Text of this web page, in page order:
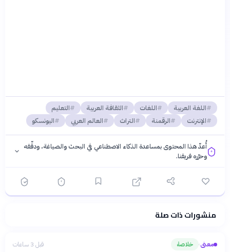
اللغة العربية اللغات الثقافة العربية
التعليم
الإنترنت
الرقمنة التراث العالم العربي اليونسكو
أُعدّ هذا المحتوى بمساعدة الذكاء الاصطناعي في البحث والصياغة، ودقّقه
وحرّره فريقنا.
فلسفتنا المعرفية· سياسة الذكاء الاصطناعيمنشورات ذات صلة
معنى› خلاصة قبل 3 ساعات